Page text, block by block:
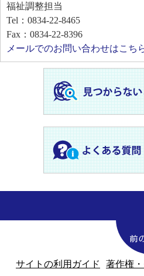
福祉調整担当
Tel：0834-22-8465
Fax：0834-22-8396
メールでのお問い合わせはこち
サイトの利用ガイド
著作権